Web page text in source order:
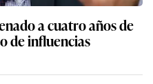
a cuatro años de
de influencias